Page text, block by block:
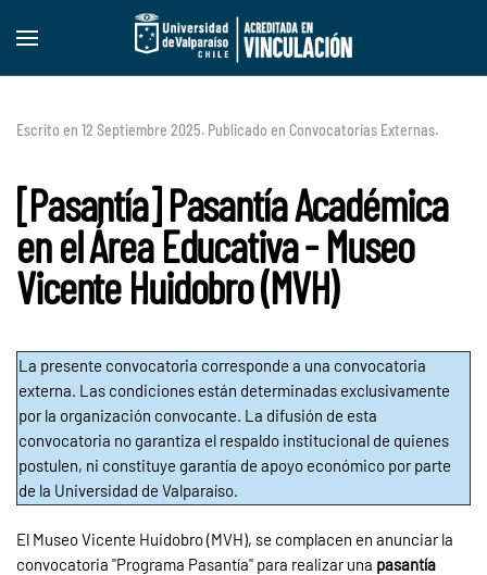
Skip to main content
Escrito en 12 Septiembre 2025. Publicado en Convocatorias Externas.
[Pasantía] Pasantía Académica
en el Área Educativa - Museo
Vicente Huidobro (MVH)
La presente convocatoria corresponde a una convocatoria
externa. Las condiciones están determinadas exclusivamente
por la organización convocante. La difusión de esta
convocatoria no garantiza el respaldo institucional de quienes
postulen, ni constituye garantía de apoyo económico por parte
de la Universidad de Valparaíso.
El Museo Vicente Huidobro (MVH), se complacen en anunciar la
convocatoria "Programa Pasantía" para realizar una pasantía